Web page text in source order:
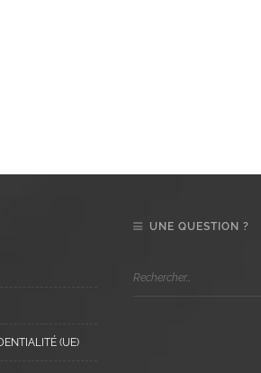
(UE)
UNE QUESTION ?